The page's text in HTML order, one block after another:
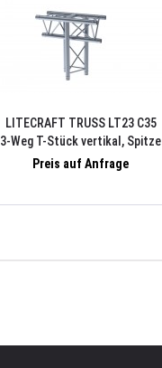
LITECRAFT TRUSS LT23 C35
3-Weg T-Stück vertikal, Spitze
unten, inkl. Verbindersatz
Preis auf Anfrage